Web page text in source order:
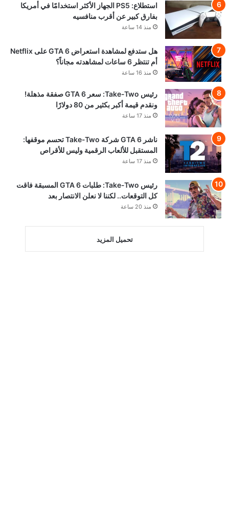
استطلاع: PS5 الجهاز الأكثر استخدامًا في أمريكا
بفارق كبير عن أقرب منافسيه
منذ 14 ساعة
هل ستدفع لمشاهدة استعراض GTA 6 على Netflix
أم تنتظر 6 ساعات لمشاهدته مجاناً؟
منذ 16 ساعة
رئيس Take-Two: سعر GTA 6 صفقة مذهلة!
ونقدم قيمة أكبر بكثير من 80 دولارًا
منذ 17 ساعة
ناشر GTA 6 شركة Take-Two تحسم موقفها:
المستقبل للألعاب الرقمية وليس للأقراص
منذ 17 ساعة
رئيس Take-Two: طلبات GTA 6 المسبقة فاقت
كل التوقعات.. لكننا لا نعلن الانتصار بعد
منذ 20 ساعة
تحميل المزيد